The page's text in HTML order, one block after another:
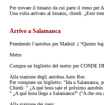
Per trovare il binario da cui parte il treno per
Una volta arrivato al binario, chiedi: ¿Este tren
Arrivo a Salamanca
Prendendo l’autobus per Madrid: ( “Quiero
Metro
Compra un biglietto del metro per CONDE
Alla stazione degli autobus Auto Res:
Per comprare un biglietto: "Ida a Salamanca,
Chiedi: " ¿A qué hora sale el próximo autobús
" ¿A qué hora llega a Salamanca?" ("A che ora